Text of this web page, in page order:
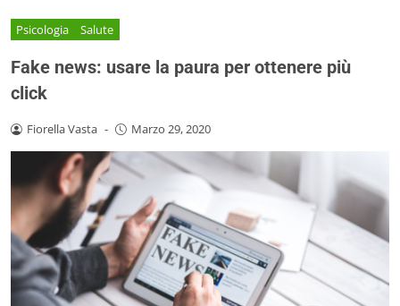
Psicologia Salute
Fake news: usare la paura per ottenere più
click
Fiorella Vasta - Marzo 29, 2020